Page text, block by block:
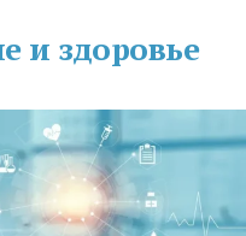
и здоровье